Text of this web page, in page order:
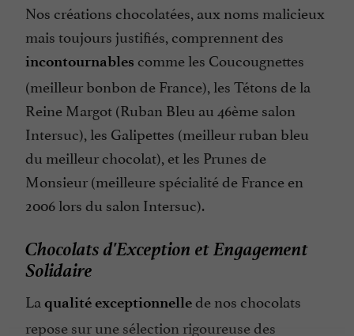
Nos créations chocolatées, aux noms malicieux
mais toujours justifiés, comprennent des
incontournables comme les Coucougnettes
(meilleur bonbon de France), les Tétons de la
Reine Margot (Ruban Bleu au 46ème salon
Intersuc), les Galipettes (meilleur ruban bleu
du meilleur chocolat), et les Prunes de
Monsieur (meilleure spécialité de France en
2006 lors du salon Intersuc).
Chocolats d'Exception et Engagement
Solidaire
La qualité exceptionnellede nos chocolats
repose sur une sélection rigoureuse des